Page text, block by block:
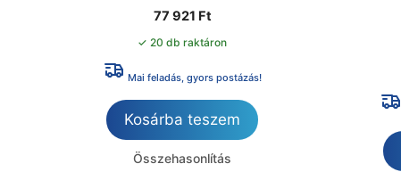
77 921 Ft
✓ 20 db raktáron
Mai feladás, gyors postázás!
Kosárba teszem
Összehasonlítás